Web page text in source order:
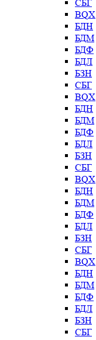
СБГ
BQX
БДН
БДМ
БДФ
БДЛ
БЗН
СБГ
BQX
БДН
БДМ
БДФ
БДЛ
БЗН
СБГ
BQX
БДН
БДМ
БДФ
БДЛ
БЗН
СБГ
BQX
БДН
БДМ
БДФ
БДЛ
БЗН
СБГ